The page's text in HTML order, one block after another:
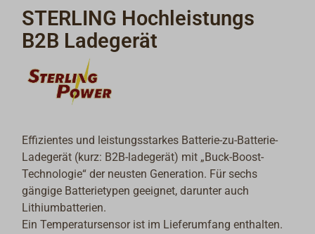
STERLING Hochleistungs
B2B Ladegerät
Effizientes und leistungsstarkes Batterie-zu-Batterie-
Ladegerät (kurz: B2B-ladegerät) mit „Buck-Boost-
Technologie“ der neusten Generation. Für sechs
gängige Batterietypen geeignet, darunter auch
Lithiumbatterien.
Ein Temperatursensor ist im Lieferumfang enthalten.